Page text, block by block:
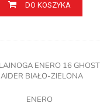
DO KOSZYKA
ENERO